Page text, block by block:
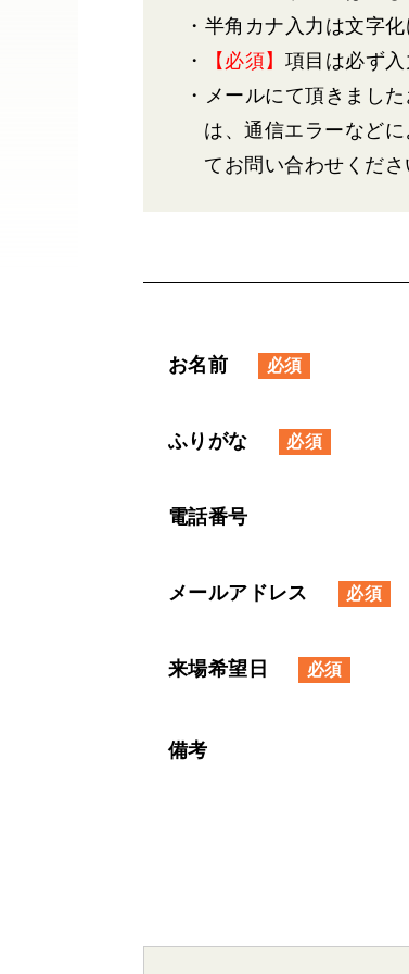
・半角カナ入力は文字
・
【必須】 項目は必ず入
・メールにて頂きまし
は、通信エラーなど
てお問い合わせくださ
お名前
ふりがな
電話番号
メールアドレス
来場希望日
備考